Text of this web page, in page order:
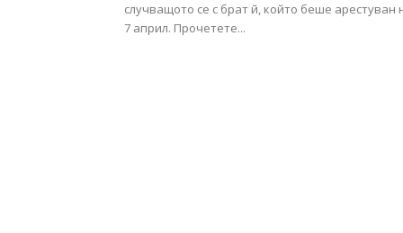
случващото се с брат й, който беше арестуван
7 април. Прочетете...